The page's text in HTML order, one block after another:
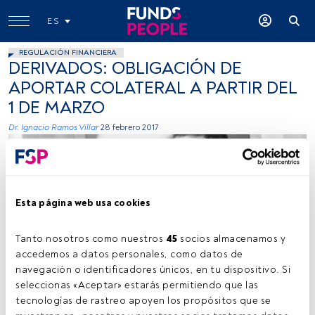
Esta página web usa cookies
Tanto nosotros como nuestros 45 socios almacenamos y
accedemos a datos personales, como datos de
navegación o identificadores únicos, en tu dispositivo. Si
seleccionas «Aceptar» estarás permitiendo que las
tecnologías de rastreo apoyen los propósitos que se
ES
REGULACIÓN FINANCIERA
DERIVADOS: OBLIGACIÓN DE
APORTAR COLATERAL A PARTIR DEL
1 DE MARZO
Dr. Ignacio Ramos Villar 28 febrero 2017
Imagen cedida